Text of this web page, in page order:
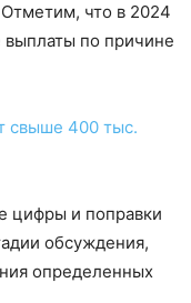
Отметим, что в 2024
выплаты по причине
свыше 400 тыс.
цифры и поправки
обсуждения,
определенных